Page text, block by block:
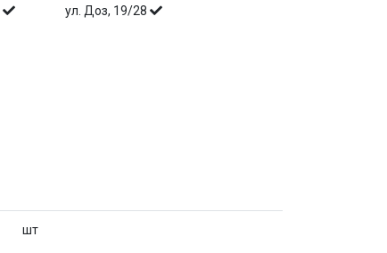
ул. Доз, 19/28
шт